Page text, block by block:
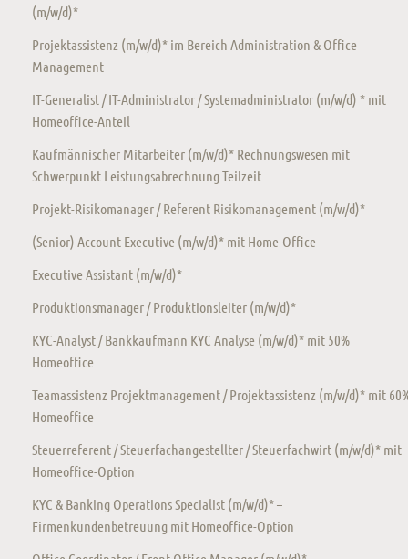
(m/w/d)*
Projektassistenz (m/w/d)* im Bereich Administration & Office
Management
IT-Generalist / IT-Administrator / Systemadministrator (m/w/d) * mit
Homeoffice-Anteil
Kaufmännischer Mitarbeiter (m/w/d)* Rechnungswesen mit
Schwerpunkt Leistungsabrechnung Teilzeit
Projekt-Risikomanager / Referent Risikomanagement (m/w/d)*
(Senior) Account Executive (m/w/d)* mit Home-Office
Executive Assistant (m/w/d)*
Produktionsmanager / Produktionsleiter (m/w/d)*
KYC-Analyst / Bankkaufmann KYC Analyse (m/w/d)* mit 50%
Homeoffice
Teamassistenz Projektmanagement / Projektassistenz (m/w/d)* mit
Homeoffice
Steuerreferent / Steuerfachangestellter / Steuerfachwirt (m/w/d)* mit
Homeoffice-Option
KYC & Banking Operations Specialist (m/w/d)* –
Firmenkundenbetreuung mit Homeoffice-Option